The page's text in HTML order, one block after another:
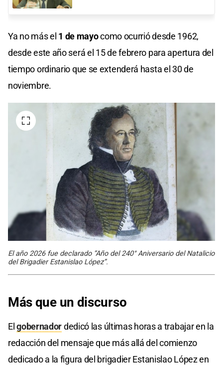
Ya no más el 1 de mayocomo ocurrió desde 1962,
desde este año será el 15 de febrero para apertura del
tiempo ordinario que se extenderá hasta el 30 de
noviembre.
El año 2026 fue declarado “Año del 240° Aniversario del Natalicio
del Brigadier Estanislao López”.
Más que un discurso
Elgobernadordedicó las últimas horas a trabajar en la
redacción del mensaje que más allá del comienzo
dedicado a la figura del brigadier Estanislao López en